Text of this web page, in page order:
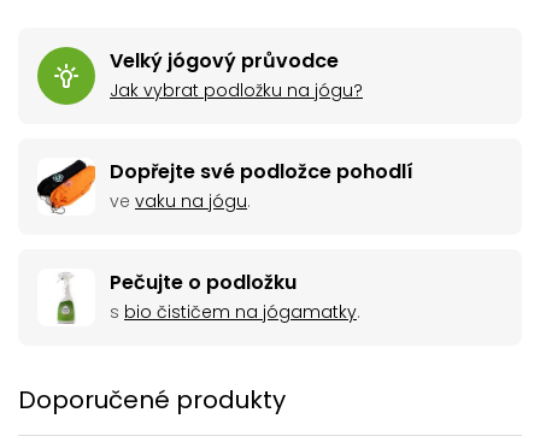
Velký jógový průvodce
Jak vybrat podložku na jógu?
Dopřejte své podložce pohodlí
ve vaku na jógu.
Pečujte o podložku
s bio čističem na jógamatky.
Doporučené produkty